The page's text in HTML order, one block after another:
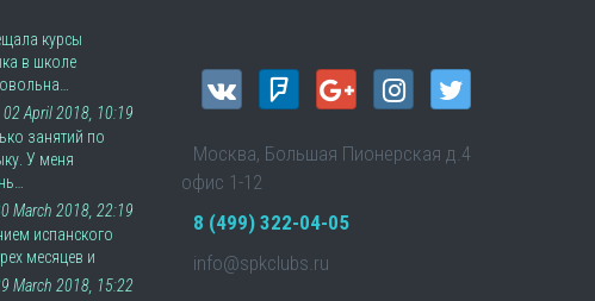
курсы
в школе
02 April 2018, 10:19
занятий по
У меня
March 2018, 22:19
испанского
месяцев и
March 2018, 15:22
Москва, Большая Пионерская д.4
офис 1-12
8 (499) 322-04-05
info@spkclubs.ru